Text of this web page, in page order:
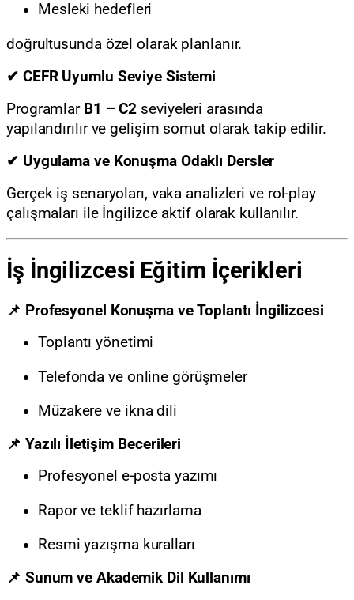
Mesleki hedefleri
doğrultusunda özel olarak planlanır.
✔ CEFR Uyumlu Seviye Sistemi
Programlar B1 – C2 seviyeleri arasında
yapılandırılır ve gelişim somut olarak takip edilir.
✔ Uygulama ve Konuşma Odaklı Dersler
Gerçek iş senaryoları, vaka analizleri ve rol-play
çalışmaları ile İngilizce aktif olarak kullanılır.
İş İngilizcesi Eğitim İçerikleri
📌 Profesyonel Konuşma ve Toplantı İngilizcesi
Toplantı yönetimi
Telefonda ve online görüşmeler
Müzakere ve ikna dili
📌 Yazılı İletişim Becerileri
Profesyonel e-posta yazımı
Rapor ve teklif hazırlama
Resmi yazışma kuralları
📌 Sunum ve Akademik Dil Kullanımı